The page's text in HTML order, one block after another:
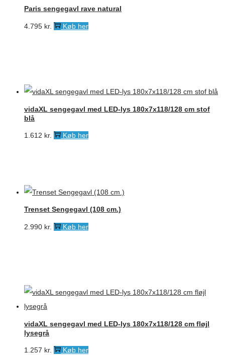
Paris sengegavl rave natural
4.795 kr. Køb her
vidaXL sengegavl med LED-lys 180x7x118/128 cm stof
blå
1.612 kr. Køb her
Trenset Sengegavl (108 cm.)
2.990 kr. Køb her
vidaXL sengegavl med LED-lys 180x7x118/128 cm fløjl
lysegrå
1.257 kr. Køb her